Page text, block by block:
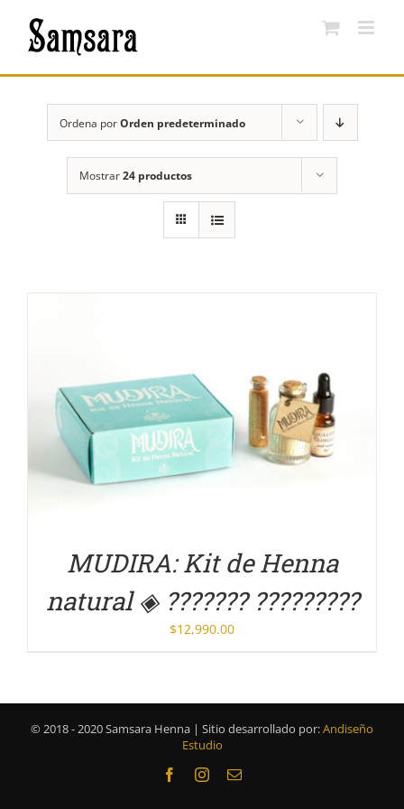
contenido
Ordena porOrden predeterminado
Mostrar24 productos
DETALLES
MUDIRA: Kit de Henna
natural ◈ ??????? ?????????
$12,990.00
© 2018 - 2020 Samsara Henna | Sitio desarrollado por:Andiseño
Estudio
FacebookInstagramCorreo